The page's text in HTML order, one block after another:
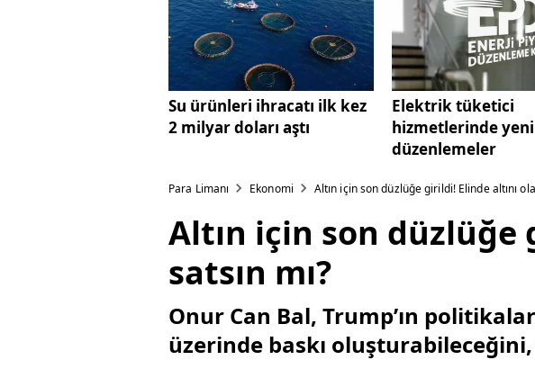
Su ürünleri ihracatı ilk kez
2 milyar doları aştı
Elektrik tüketici
hizmetlerinde yeni
düzenlemeler
Para Limanı Ekonomi Altın için son düzlüğe girildi! Elinde altını
Altın için son düzlüğe
satsın mı?
Onur Can Bal, Trump’ın
üzerinde baskı